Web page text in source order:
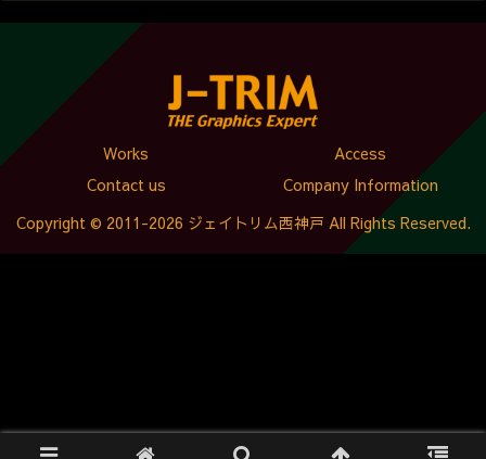
Works
Access
Contact us
Company Information
Copyright © 2011-2026 ジェイトリム西神戸 All Rights Reserved.